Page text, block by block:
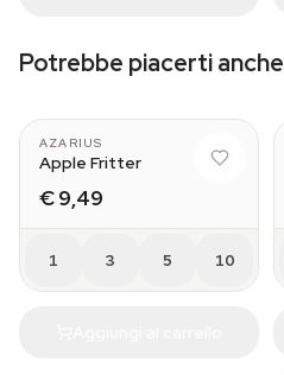
Potrebbe piacerti anche
AZARIUS
Apple Fritter
€ 9,49
1 3 5 10